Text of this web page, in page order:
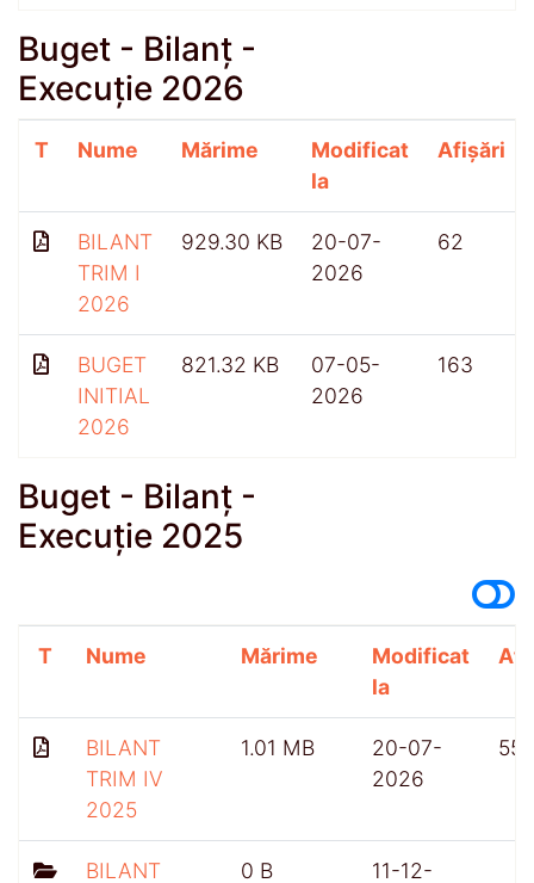
Buget - Bilanț -
Execuție 2026
T Nume Mărime
Modificat
la
Afișări
BILANT
TRIM I
2026
929.30 KB
20-07-
2026
62
BUGET
INITIAL
2026
821.32 KB
07-05-
2026
163
Buget - Bilanț -
Execuție 2025
T Nume Mărime
Modificat
la
BILANT
TRIM IV
2025
1.01 MB
20-07-
2026
55
BILANT
0 B
11-12-